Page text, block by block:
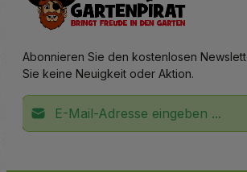
Abonnieren Sie den kostenlosen
Sie keine Neuigkeit oder Aktion.
E-Mail-Adresse*